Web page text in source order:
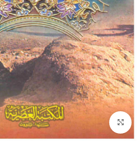
Click to enlarge